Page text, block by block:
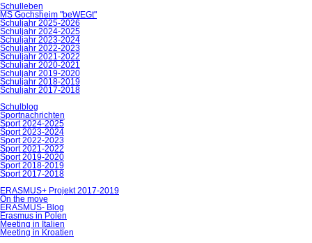
Schulleben
MS Gochsheim "beWEGt"
Schuljahr 2025-2026
Schuljahr 2024-2025
Schuljahr 2023-2024
Schuljahr 2022-2023
Schuljahr 2021-2022
Schuljahr 2020-2021
Schuljahr 2019-2020
Schuljahr 2018-2019
Schuljahr 2017-2018
Schulblog
Sportnachrichten
Sport 2024-2025
Sport 2023-2024
Sport 2022-2023
Sport 2021-2022
Sport 2019-2020
Sport 2018-2019
Sport 2017-2018
ERASMUS+ Projekt 2017-2019
On the move
ERASMUS- Blog
Erasmus in Polen
Meeting in Italien
Meeting in Kroatien